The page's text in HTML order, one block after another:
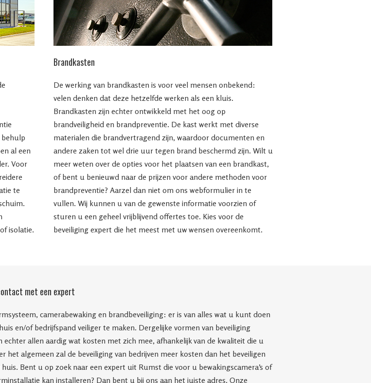
al een
Voor
te
isolatie.
Brandkasten
De werking van brandkasten is voor veel mensen onbekend:
velen denken dat deze hetzelfde werken als een kluis.
Brandkasten zijn echter ontwikkeld met het oog op
brandveiligheid en brandpreventie. De kast werkt met diverse
materialen die brandvertragend zijn, waardoor documenten en
andere zaken tot wel drie uur tegen brand beschermd zijn. Wilt u
meer weten over de opties voor het plaatsen van een brandkast,
of bent u benieuwd naar de prijzen voor andere methoden voor
brandpreventie? Aarzel dan niet om ons webformulier in te
vullen. Wij kunnen u van de gewenste informatie voorzien of
sturen u een geheel vrijblijvend offertes toe. Kies voor de
beveiliging expert die het meest met uw wensen overeenkomt.
met een expert
camerabewaking en brandbeveiliging: er is van alles wat u kunt doen
en/of bedrijfspand veiliger te maken. Dergelijke vormen van beveiliging
echter allen aardig wat kosten met zich mee, afhankelijk van de kwaliteit die u
het algemeen zal de beveiliging van bedrijven meer kosten dan het beveiligen
huis. Bent u op zoek naar een expert uit Rumst die voor u bewakingscamera’s of
kan installeren? Dan bent u bij ons aan het juiste adres. Onze